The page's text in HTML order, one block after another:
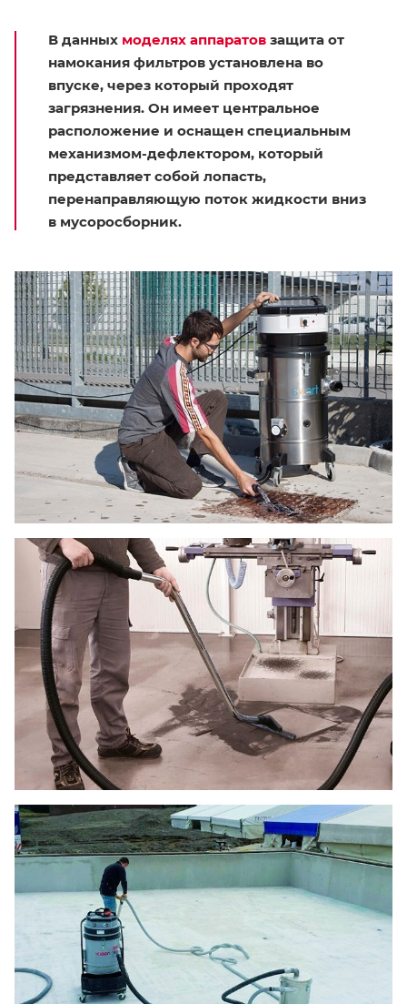
В данных моделях аппаратов защита от
намокания фильтров установлена во
впуске, через который проходят
загрязнения. Он имеет центральное
расположение и оснащен специальным
механизмом-дефлектором, который
представляет собой лопасть,
перенаправляющую поток жидкости вниз
в мусоросборник.